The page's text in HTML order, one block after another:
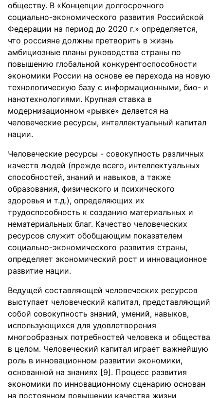
обществу. В «Концепции долгосрочного
социально-экономического развития Российской
Федерации на период до 2020 г.» определяется,
что россияне должны претворить в жизнь
амбициозные планы руководства страны по
повышению глобальной конкурентоспособности
экономики России на основе ее перехода на новую
технологическую базу с информационными, био- и
нанотехнологиями. Крупная ставка в
модернизационном «рывке» делается на
человеческие ресурсы, интеллектуальный капитал
нации.
Человеческие ресурсы - совокупность различных
качеств людей (прежде всего, интеллектуальных
способностей, знаний и навыков, а также
образования, физического и психического
здоровья и т.д.), определяющих их
трудоспособность к созданию материальных и
нематериальных благ. Качество человеческих
ресурсов служит обобщающим показателем
социально-экономического развития страны,
определяет экономический рост и инновационное
развитие нации.
Ведущей составляющей человеческих ресурсов
выступает человеческий капитал, представляющий
собой совокупность знаний, умений, навыков,
использующихся для удовлетворения
многообразных потребностей человека и общества
в целом. Человеческий капитал играет важнейшую
роль в инновационном развитии экономики,
основанной на знаниях [9]. Процесс развития
экономики по инновационному сценарию основан
на постоянном повышении качества жизни